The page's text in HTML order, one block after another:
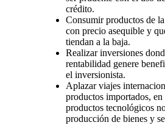
crédito.
Consumir productos de
con precio asequible y
tiendan a la baja.
Realizar inversiones
rentabilidad genere
el inversionista.
Aplazar viajes
productos importados, en
productos tecnológicos
producción de bienes y